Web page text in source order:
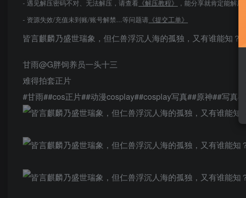
- 遇见解压密码不对、无法解压，请查看 《解压教程》
，能分享就肯定能解压！
- 资源失效/充值未到账/账号解禁...等问题请 《提交工单》
皆言麒麟乃盛世瑞象，但仁兽浮沉人海的孤独，又有谁能知？
甘雨@G胖饲养员一头十三
难得拍套正片
#甘雨##cos正片##动漫cosplay##cosplay写真##原神##写真# ​​​